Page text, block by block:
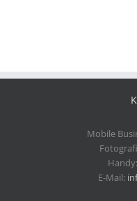
Mobile
Handy:
E-Mail: